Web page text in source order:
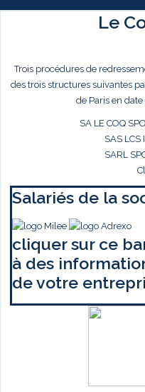
Le
Trois procédures de
des trois structures suivantes
de Paris en
SA LE COQ
SAS LCS
SARL
Salariés de la
cliquer sur ce
à des
de votre